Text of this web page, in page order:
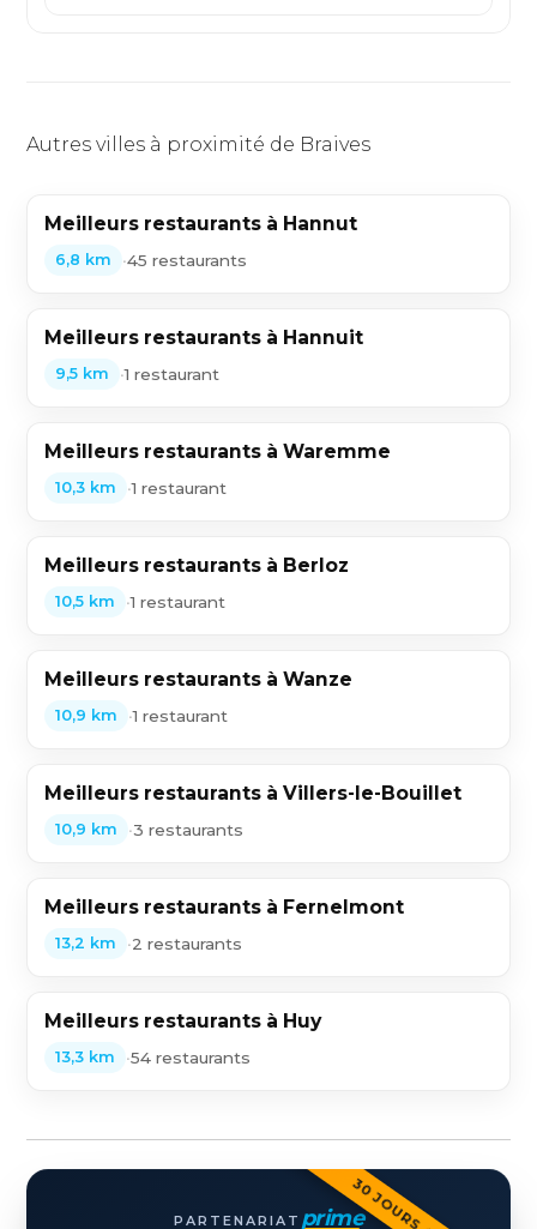
Autres villes à proximité de Braives
Meilleurs restaurants à Hannut
6,8 km •45 restaurants
Meilleurs restaurants à Hannuit
9,5 km •1 restaurant
Meilleurs restaurants à Waremme
10,3 km •1 restaurant
Meilleurs restaurants à Berloz
10,5 km •1 restaurant
Meilleurs restaurants à Wanze
10,9 km •1 restaurant
Meilleurs restaurants à Villers-le-Bouillet
10,9 km •3 restaurants
Meilleurs restaurants à Fernelmont
13,2 km •2 restaurants
Meilleurs restaurants à Huy
13,3 km •54 restaurants
PARTENARIAT prime